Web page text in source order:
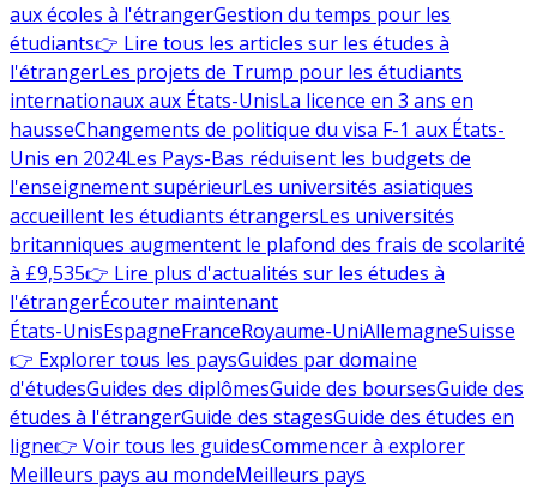
aux écoles à l'étrangerGestion du temps pour les
étudiants👉 Lire tous les articles sur les études à
l'étrangerLes projets de Trump pour les étudiants
internationaux aux États-UnisLa licence en 3 ans en
hausseChangements de politique du visa F-1 aux États-
Unis en 2024Les Pays-Bas réduisent les budgets de
l'enseignement supérieurLes universités asiatiques
accueillent les étudiants étrangersLes universités
britanniques augmentent le plafond des frais de scolarité
à £9,535👉 Lire plus d'actualités sur les études à
l'étrangerÉcouter maintenant
États-UnisEspagneFranceRoyaume-UniAllemagneSuisse
👉 Explorer tous les paysGuides par domaine
d'étudesGuides des diplômesGuide des boursesGuide des
études à l'étrangerGuide des stagesGuide des études en
ligne👉 Voir tous les guidesCommencer à explorer
Meilleurs pays au mondeMeilleurs pays